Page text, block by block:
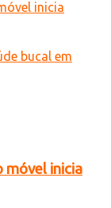
móvel inicia